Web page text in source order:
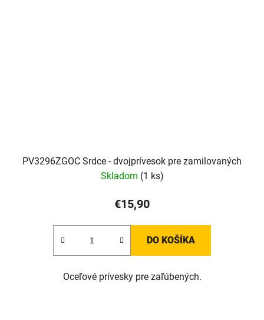
PV3296ZGOC Srdce - dvojprívesok pre zamilovaných
Skladom (1 ks)
€15,90
DO KOŠÍKA
Oceľové prívesky pre zaľúbených.